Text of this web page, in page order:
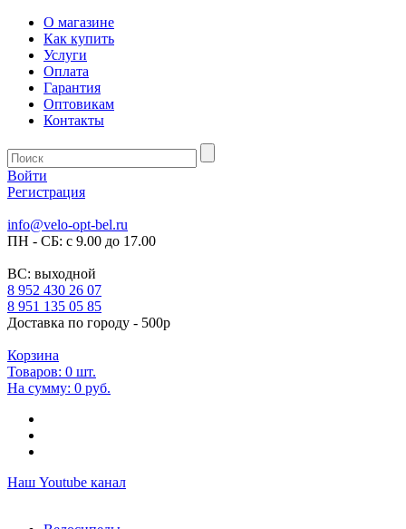
О магазине
Как купить
Услуги
Оплата
Гарантия
Оптовикам
Контакты
Войти
Регистрация
info@velo-opt-bel.ru
ПН - СБ: с 9.00 до 17.00
ВС: выходной
8 952 430 26 07
8 951 135 05 85
Доставка по городу - 500р
Корзина
Товаров: 0 шт.
На сумму: 0 руб.
Наш Youtube канал